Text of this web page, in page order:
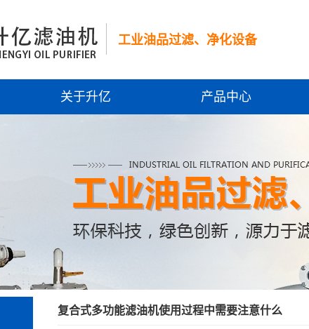
工业油品过滤、净化设备
关于升亿 产品中心
复合式多功能滤油机使用过程中需要注意什么